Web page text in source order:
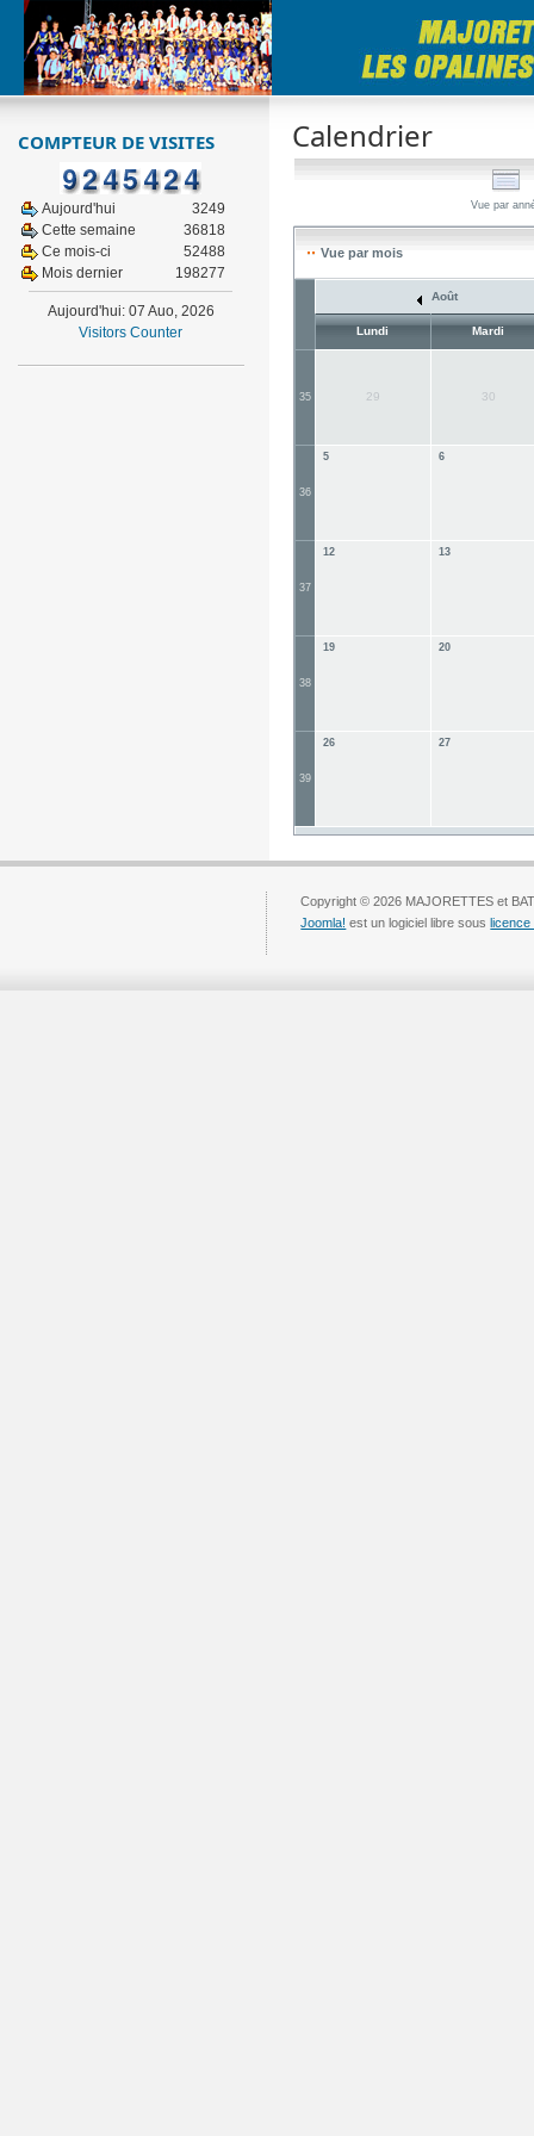
Calendrier
Vue par
Vue par mois
Août
Lundi Mardi
35 29 30
36
5 6
37
12 13
38
19 20
39
26 27
COMPTEUR DE VISITES
Aujourd'hui
3249
Cette semaine
36818
Ce mois-ci
52488
Mois dernier
198277
Aujourd'hui: 07 Auo, 2026
Visitors Counter
Copyright © 2026 MAJORETTES et
Joomla! est un logiciel libre souslicence